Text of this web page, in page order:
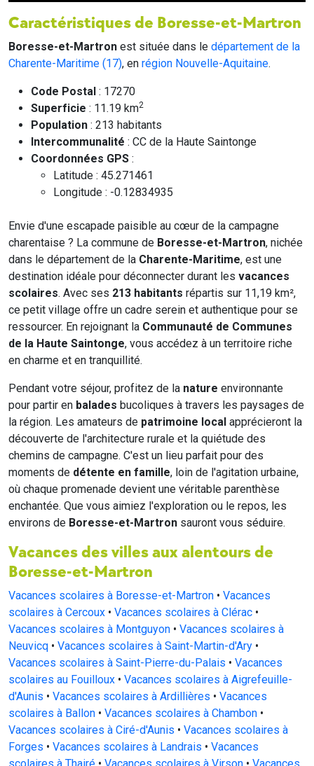
Caractéristiques de Boresse-et-Martron
Boresse-et-Martron est située dans le département de la
Charente-Maritime (17), en région Nouvelle-Aquitaine.
Code Postal : 17270
Superficie : 11.19 km2
Population : 213 habitants
Intercommunalité : CC de la Haute Saintonge
Coordonnées GPS :
Latitude : 45.271461
Longitude : -0.12834935
Envie d'une escapade paisible au cœur de la campagne
charentaise ? La commune de Boresse-et-Martron, nichée
dans le département de la Charente-Maritime, est une
destination idéale pour déconnecter durant les vacances
scolaires. Avec ses 213 habitants répartis sur 11,19 km²,
ce petit village offre un cadre serein et authentique pour se
ressourcer. En rejoignant la Communauté de Communes
de la Haute Saintonge, vous accédez à un territoire riche
en charme et en tranquillité.
Pendant votre séjour, profitez de la nature environnante
pour partir en balades bucoliques à travers les paysages de
la région. Les amateurs de patrimoine local apprécieront la
découverte de l'architecture rurale et la quiétude des
chemins de campagne. C'est un lieu parfait pour des
moments de détente en famille, loin de l'agitation urbaine,
où chaque promenade devient une véritable parenthèse
enchantée. Que vous aimiez l'exploration ou le repos, les
environs de Boresse-et-Martron sauront vous séduire.
Vacances des villes aux alentours de
Boresse-et-Martron
Vacances scolaires à Boresse-et-Martron • Vacances
scolaires à Cercoux • Vacances scolaires à Clérac •
Vacances scolaires à Montguyon • Vacances scolaires à
Neuvicq • Vacances scolaires à Saint-Martin-d'Ary •
Vacances scolaires à Saint-Pierre-du-Palais • Vacances
scolaires au Fouilloux • Vacances scolaires à Aigrefeuille-
d'Aunis • Vacances scolaires à Ardillières • Vacances
scolaires à Ballon • Vacances scolaires à Chambon •
Vacances scolaires à Ciré-d'Aunis • Vacances scolaires à
Forges • Vacances scolaires à Landrais • Vacances